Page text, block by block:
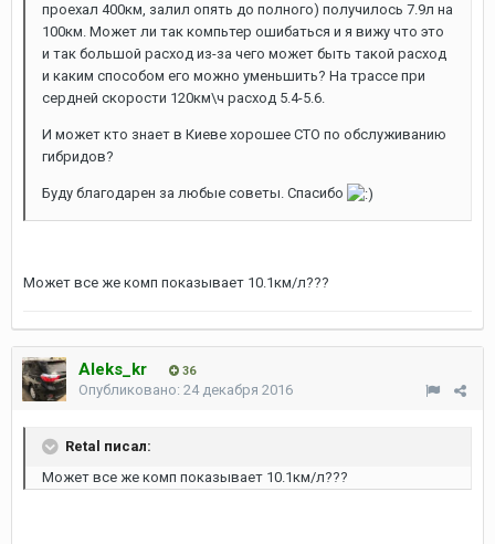
проехал 400км, залил опять до полного) получилось 7.9л на
100км. Может ли так компьтер ошибаться и я вижу что это
и так большой расход из-за чего может быть такой расход
и каким способом его можно уменьшить? На трассе при
сердней скорости 120км\ч расход 5.4-5.6.
И может кто знает в Киеве хорошее СТО по обслуживанию
гибридов?
Буду благодарен за любые советы. Спасибо
Может все же комп показывает 10.1км/л???
Aleks_kr 36
Опубликовано: 24 декабря 2016
Retal писал:
Может все же комп показывает 10.1км/л???